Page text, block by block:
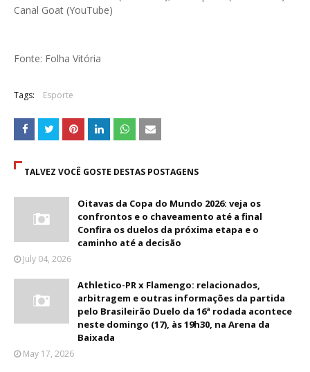
Canal Goat (YouTube)
Fonte: Folha Vitória
Tags: Esporte
TALVEZ VOCÊ GOSTE DESTAS POSTAGENS
Oitavas da Copa do Mundo 2026: veja os
confrontos e o chaveamento até a final
Confira os duelos da próxima etapa e o
caminho até a decisão
July 04, 2026
Athletico-PR x Flamengo: relacionados,
arbitragem e outras informações da partida
pelo Brasileirão Duelo da 16ª rodada acontece
neste domingo (17), às 19h30, na Arena da
Baixada
May 17, 2026